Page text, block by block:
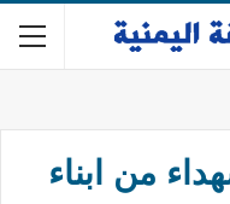
من ابناء